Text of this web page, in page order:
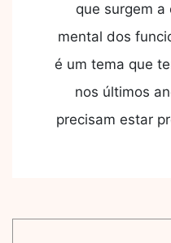
que surgem
mental dos
é um tema que
nos últimos
precisam estar